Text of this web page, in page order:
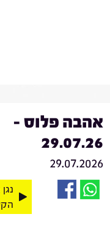
אהבה פלוס -
29.07.26
29.07.2026